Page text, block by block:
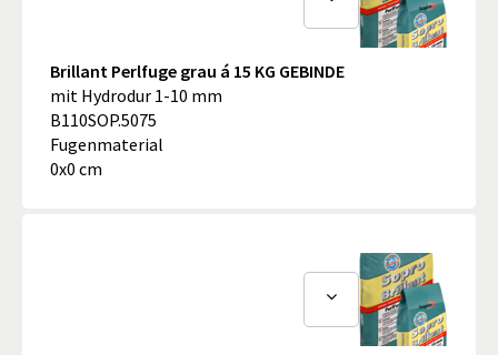
Brillant Perlfuge grau á 15 KG GEBINDE
mit Hydrodur 1-10 mm
B110SOP.5075
Fugenmaterial
0x0 cm